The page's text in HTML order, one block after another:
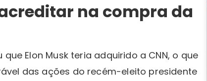
na compra da
Elon Musk teria adquirido a CNN, o que
das ações do recém-eleito presidente